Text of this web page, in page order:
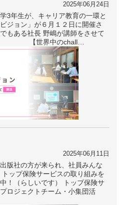
2025年06月24日
3年生が、キャリア教育の一環と
ジョン」が６月１２日に開催さ
もある社長 野嶋が講師をさせて
【世界中のchall…
2025年06月11日
版社の方が来られ、社員みんな
ップ保険サービスの取り組みを
！（らしいです） トップ保険サ
ロジェクトチーム・小集団活